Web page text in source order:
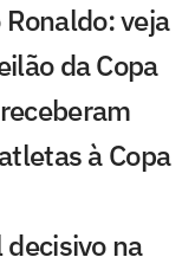
veja
da Copa
à Copa
decisivo na